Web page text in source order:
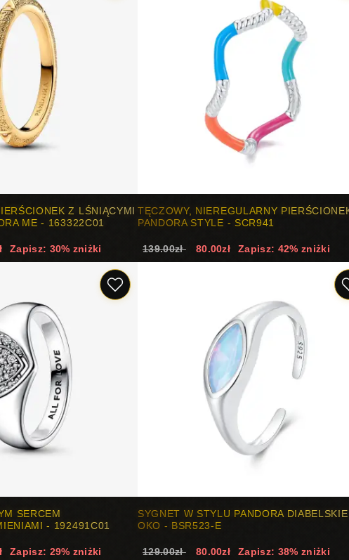
Z LŚNIĄCYMI
ME - 163322C01
Zapisz: 30% zniżki
TĘCZOWY, NIEREGULARNY
PANDORA STYLE - SCR941
139.00zł 80.00zł Zapisz: 42% zniżki
SERCEM
- 192491C01
Zapisz: 29% zniżki
SYGNET W STYLU PANDORA DIABELSKIE
OKO - BSR523-E
129.00zł 80.00zł Zapisz: 38% zniżki